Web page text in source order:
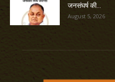
जनसंघर्ष की...
August 5, 2026